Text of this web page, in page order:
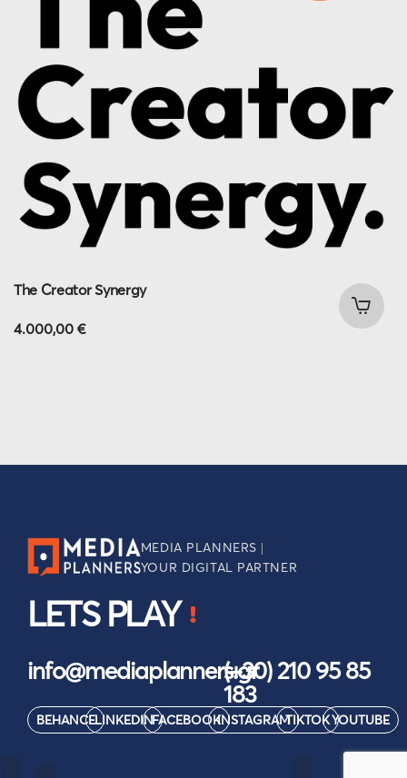
The Creator Synergy
4.000,00 €
MEDIA PLANNERS |
YOUR DIGITAL PARTNER
LETS PLAY
info@mediaplanners.gr(+30) 210 95 85
183
BEHANCELINKEDINFACEBOOKINSTAGRAMTIKTOKYOUTUBE